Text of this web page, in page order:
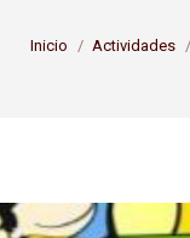
Estás aquí:
Inicio Actividades